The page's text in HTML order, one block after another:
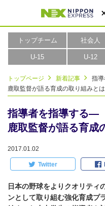
トップチーム 社会人
U-15 U-12
トップページ 新着記事
指
鹿取監督が語る育成の取り組みとは
指導者を指導する―
鹿取監督が語る育成
2017.01.02
Twitter
日本の野球をよりクオリティ
ンとして取り組む強化育成プ